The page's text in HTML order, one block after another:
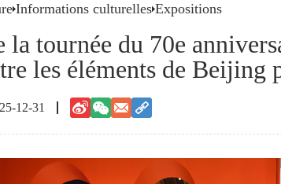
Informations culturelles Expositions
la tournée du 70e
les éléments de Beijing
12-31